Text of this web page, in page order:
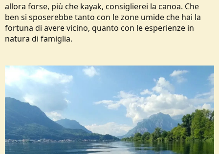
Se posso darti più info contattami in privato!
allora forse, più che kayak, consiglierei la canoa. Che
ben si sposerebbe tanto con le zone umide che hai la
fortuna di avere vicino, quanto con le esperienze in
natura di famiglia.